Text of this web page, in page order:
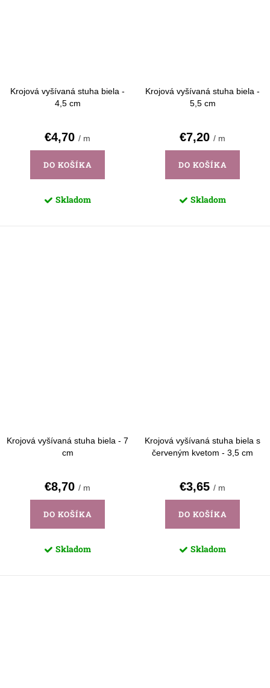
Krojová vyšívaná stuha biela -
4,5 cm
€4,70 / m
DO KOŠÍKA
Skladom
Krojová vyšívaná stuha biela -
5,5 cm
€7,20 / m
DO KOŠÍKA
Skladom
Krojová vyšívaná stuha biela - 7
cm
€8,70 / m
DO KOŠÍKA
Skladom
Krojová vyšívaná stuha biela s
červeným kvetom - 3,5 cm
€3,65 / m
DO KOŠÍKA
Skladom